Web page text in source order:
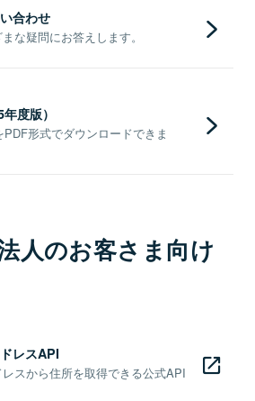
合わせ
な疑問にお答えします。
度版）
形式でダウンロードできま
人のお客さま向け
レスAPI
スから住所を取得できる公式API